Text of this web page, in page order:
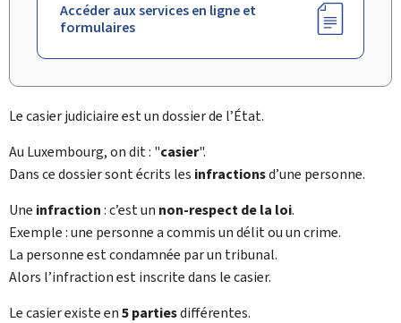
Accéder aux services en ligne et
formulaires
Le casier judiciaire est un dossier de l’État.
Au Luxembourg, on dit : "casier".
Dans ce dossier sont écrits les infractionsd’une personne.
Une infraction: c’est un non-respect de la loi.
Exemple : une personne a commis un délit ou un crime.
La personne est condamnée par un tribunal.
Alors l’infraction est inscrite dans le casier.
Le casier existe en5 partiesdifférentes.